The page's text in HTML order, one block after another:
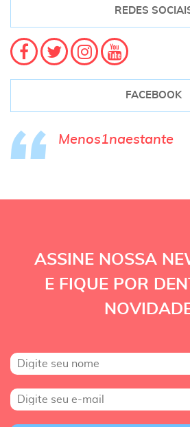
REDES
FACEBOOK
Menos1naestante
ASSINE NOSSA
E FIQUE POR